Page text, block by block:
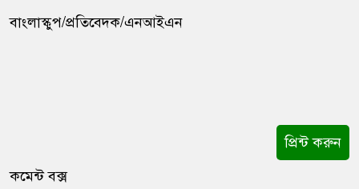
বাংলাস্কুপ/প্রতিবেদক/এনআইএন
প্রিন্ট করুন
কমেন্ট বক্স